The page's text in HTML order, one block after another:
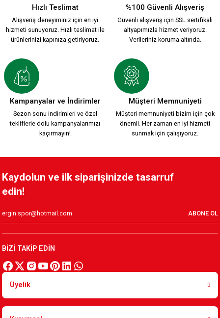
HUMMEL DREAM HALF ZIP SWEATSHİRT S.
2.399,90 TL
KARŞIYAKA NAKIŞ LOGO KIRMIZI POLAR FERMUARLI
1.749,90 TL
KARŞIYAKA TRİBÜN PAMUKLU SWEATSHIRT Y.
2.599,90 TL
Hızlı Teslimat
Alışveriş deneyiminiz için en iyi
hizmeti sunuyoruz. Hızlı teslimat ile
ürünlerinizi kapınıza getiriyoruz.
%100 Güvenli Alışveriş
Güvenli alışveriş için SSL sertifikalı
altyapımızla hizmet veriyoruz.
Verileriniz koruma altında.
Kampanyalar ve İndirimler
Sezon sonu indirimleri ve özel
tekliflerle dolu kampanyalarımızı
kaçırmayın!
Müşteri Memnuniyeti
Müşteri memnuniyeti bizim için çok
önemli. Her zaman en iyi hizmeti
sunmak için çalışıyoruz.
Kaydolun ve ilk siparişinizde tasarruf
edin!
ABONE OL
BİZİ TAKİP EDİN
Üyelik